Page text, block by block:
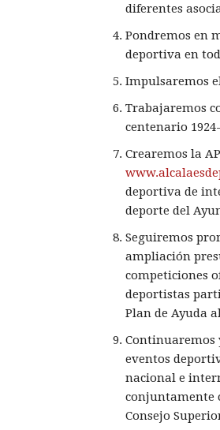
diferentes
Pondremos en
deportiva en
Impulsaremos
Trabajaremos
centenario
Crearemos la
deportiva de
deporte del
Seguiremos
ampliación
competiciones
deportistas
Plan de Ayuda
Continuaremos
eventos
nacional e
conjuntamente
Consejo